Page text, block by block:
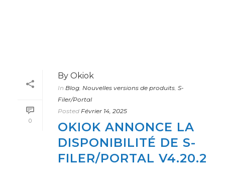
0
By Okiok
In Blog, Nouvelles versions de produits, S-
Filer/Portal
Posted Février 14, 2025
OKIOK ANNONCE LA
DISPONIBILITÉ DE S-
FILER/PORTAL V4.20.2